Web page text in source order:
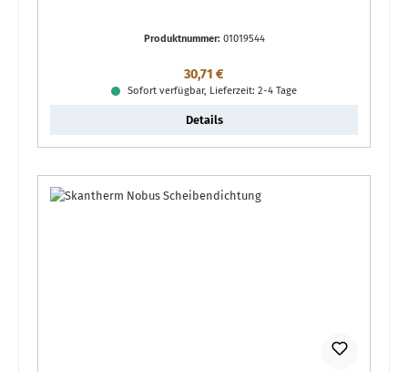
Produktnummer: 01019544
Regulärer Preis:
30,71 €
Sofort verfügbar, Lieferzeit: 2-4 Tage
Details